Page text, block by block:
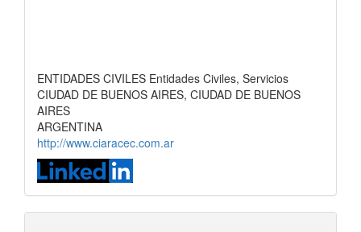
ENTIDADES CIVILES Entidades Civiles, Servicios
CIUDAD DE BUENOS AIRES, CIUDAD DE BUENOS
AIRES
ARGENTINA
http://www.ciaracec.com.ar